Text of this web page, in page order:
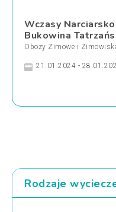
Wczasy
Bukowina
Obozy Zimowe i
21.01.2024 -
Rodzaje